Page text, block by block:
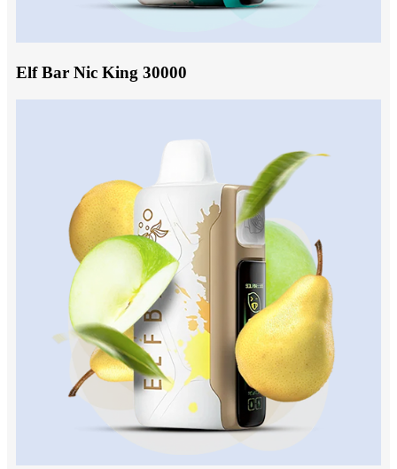
Elf Bar Nic King 30000